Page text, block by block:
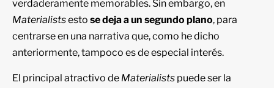
verdaderamente memorables. Sin embargo, en
Materialistsesto se deja a un segundo plano, para
centrarse en una narrativa que, como he dicho
anteriormente, tampoco es de especial interés.
El principal atractivo de Materialists puede ser la